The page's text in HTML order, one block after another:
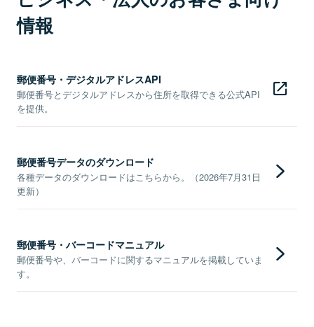
情報
郵便番号・デジタルアドレスAPI
郵便番号とデジタルアドレスから住所を取得できる公式API
を提供。
郵便番号データのダウンロード
各種データのダウンロードはこちらから。（2026年7月31日
更新）
郵便番号・バーコードマニュアル
郵便番号や、バーコードに関するマニュアルを掲載していま
す。